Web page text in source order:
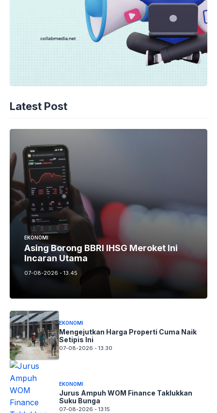
Latest Post
EKONOMI
Asing Borong BBRI IHSG Meroket Ini
Incaran Utama
07-08-2026 - 13.45
EKONOMI
Mengejutkan Harga Properti Cuma Naik
Setipis Ini
07-08-2026 - 13.30
EKONOMI
Jurus Ampuh WOM Finance Taklukkan
Suku Bunga
07-08-2026 - 13.15